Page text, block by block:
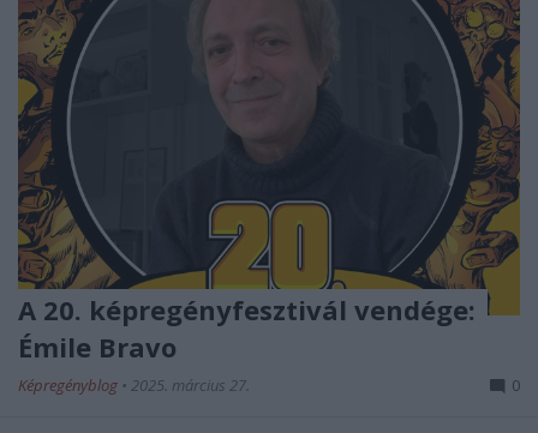
A 20. képregényfesztivál vendége:
Émile Bravo
Képregényblog • 2025. március 27. 0